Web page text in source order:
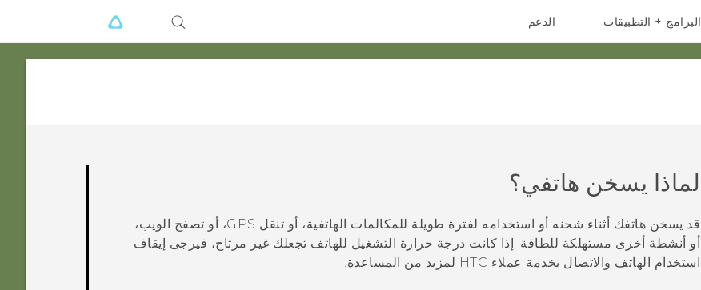
أجهزة الهواتف الذكية
البرامج + التطبيقات الدعم
لماذا يسخن هاتفي؟
قد يسخن هاتفك أثناء شحنه أو استخدامه لفترة طويلة للمكالمات الهاتفية، أو تنقل GPS، أو تصفح الويب،
أو أنشطة أخرى مستهلكة للطاقة. إذا كانت درجة حرارة التشغيل للهاتف تجعلك غير مرتاح، فيرجى إيقاف
استخدام الهاتف والاتصال بخدمة عملاء HTC لمزيد من المساعدة.